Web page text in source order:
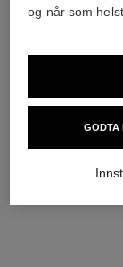
og når som
GODTA